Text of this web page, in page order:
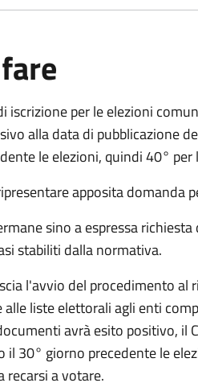
iscrizione per le elezioni
alla data di pubblicazione
le elezioni, quindi 40°
apposita domanda
sino a espressa
stabiliti dalla normativa.
l'avvio del procedimento
alle liste elettorali agli enti
avrà esito positivo, il
il 30° giorno precedente le
recarsi a votare.